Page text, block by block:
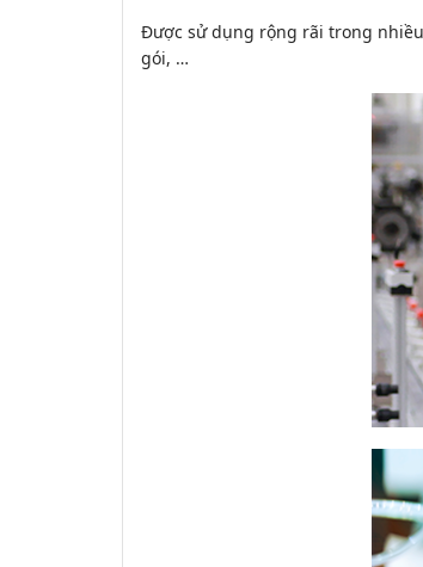
Được sử dụng rộng rãi trong
gói, …